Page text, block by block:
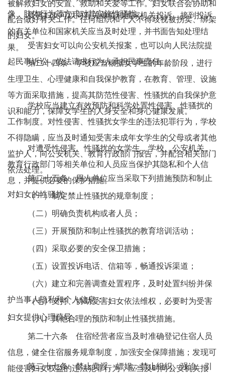
被解救妇女的安置、救助和关爱等工作。妇女联合会协助和
配合做好有关工作。任何组织和个人不得歧视被拐卖、绑架
的妇女。
像、肢体行为等方式对其实施性骚扰。
受害妇女可以向有关单位和国家机关投诉。接到投诉
的有关单位和国家机关应当及时处理，并书面告知处理结
果。
受害妇女可以向公安机关报案，也可以向人民法院提
起民事诉讼，依法请求行为人承担民事责任。
第二十四条 学校应当根据女学生的年龄阶段，进行
生理卫生、心理健康和自我保护教育，在教育、管理、设施
等方面采取措施，提高其防范性侵害、性骚扰的自我保护意
识和能力，保障女学生的人身安全和身心健康发展。
学校应当建立有效预防和科学处置性侵害、性骚扰的
工作制度。对性侵害、性骚扰女学生的违法犯罪行为，学校
不得隐瞒，应当及时通知受害未成年女学生的父母或者其他
监护人，向公安机关、教育行政部门报告，并配合相关部门
依法处理。
对遭受性侵害、性骚扰的女学生，学校、公安机关、
教育行政部门等相关单位和人员应当保护其隐私和个人信
息，并提供必要的保护措施。
第二十五条 用人单位应当采取下列措施预防和制止
对妇女的性骚扰:
（一）制定禁止性骚扰的规章制度；
（二）明确负责机构或者人员；
（三）开展预防和制止性骚扰的教育培训活动；
（四）采取必要的安全保卫措施；
（五）设置投诉电话、信箱等，畅通投诉渠道；
（六）建立和完善调查处置程序，及时处置纠纷并保
护当事人隐私和个人信息；
（七）支持、协助受害妇女依法维权，必要时为受害
妇女提供心理疏导；
（八）其他合理的预防和制止性骚扰措施。
第二十六条 住宿经营者应当及时准确登记住宿人员
信息，健全住宿服务规章制度，加强安全保障措施；发现可
能侵害妇女权益的违法犯罪行为，应当及时向公安机关报
第二十七条 禁止卖淫、嫖娼；禁止组织、强迫、引